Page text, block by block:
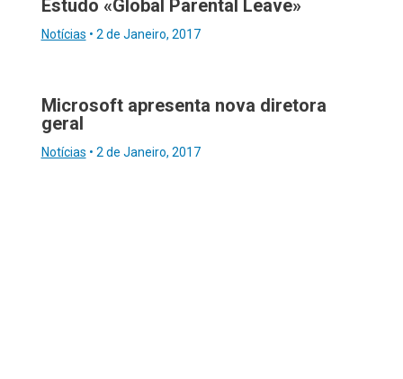
Estudo «Global Parental Leave»
Notícias • 2 de Janeiro, 2017
Microsoft apresenta nova diretora
geral
Notícias • 2 de Janeiro, 2017